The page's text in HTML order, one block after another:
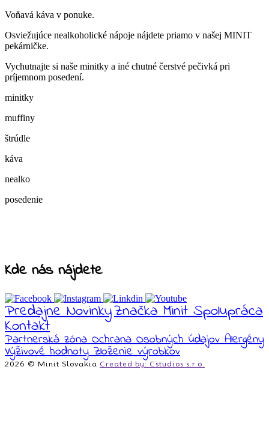
Voňavá káva v ponuke.
Osviežujúce nealkoholické nápoje nájdete priamo v našej MINIT
pekárničke.
Vychutnajte si naše minitky a iné chutné čerstvé pečivká pri
príjemnom posedení.
minitky
muffiny
štrúdle
káva
nealko
posedenie
Kde nás nájdete
Predajne NovinkyZnačka Minit Spolupráca
Kontakt
Partnerská zóna Ochrana Osobných údajov Alergény
Výživové hodnoty Zloženie výrobkov
2026 © Minit Slovakia Created by: Cstudios s.r.o.